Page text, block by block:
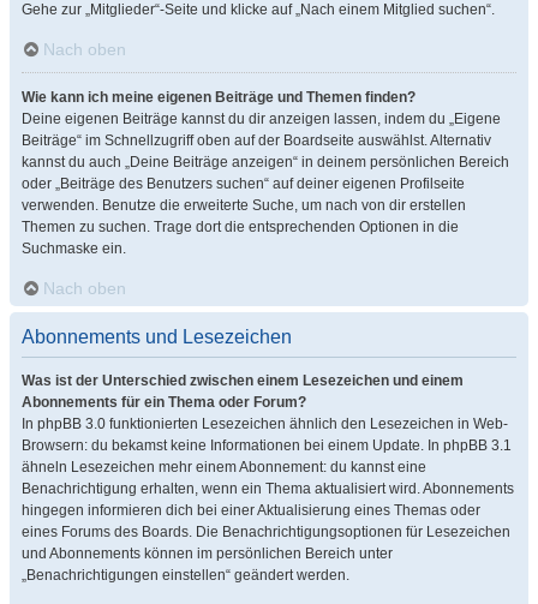
Gehe zur „Mitglieder“-Seite und klicke auf „Nach einem Mitglied suchen“.
Nach oben
Wie kann ich meine eigenen Beiträge und Themen finden?
Deine eigenen Beiträge kannst du dir anzeigen lassen, indem du „Eigene
Beiträge“ im Schnellzugriff oben auf der Boardseite auswählst. Alternativ
kannst du auch „Deine Beiträge anzeigen“ in deinem persönlichen Bereich
oder „Beiträge des Benutzers suchen“ auf deiner eigenen Profilseite
verwenden. Benutze die erweiterte Suche, um nach von dir erstellen
Themen zu suchen. Trage dort die entsprechenden Optionen in die
Suchmaske ein.
Nach oben
Abonnements und Lesezeichen
Was ist der Unterschied zwischen einem Lesezeichen und einem
Abonnements für ein Thema oder Forum?
In phpBB 3.0 funktionierten Lesezeichen ähnlich den Lesezeichen in Web-
Browsern: du bekamst keine Informationen bei einem Update. In phpBB 3.1
ähneln Lesezeichen mehr einem Abonnement: du kannst eine
Benachrichtigung erhalten, wenn ein Thema aktualisiert wird. Abonnements
hingegen informieren dich bei einer Aktualisierung eines Themas oder
eines Forums des Boards. Die Benachrichtigungsoptionen für Lesezeichen
und Abonnements können im persönlichen Bereich unter
„Benachrichtigungen einstellen“ geändert werden.